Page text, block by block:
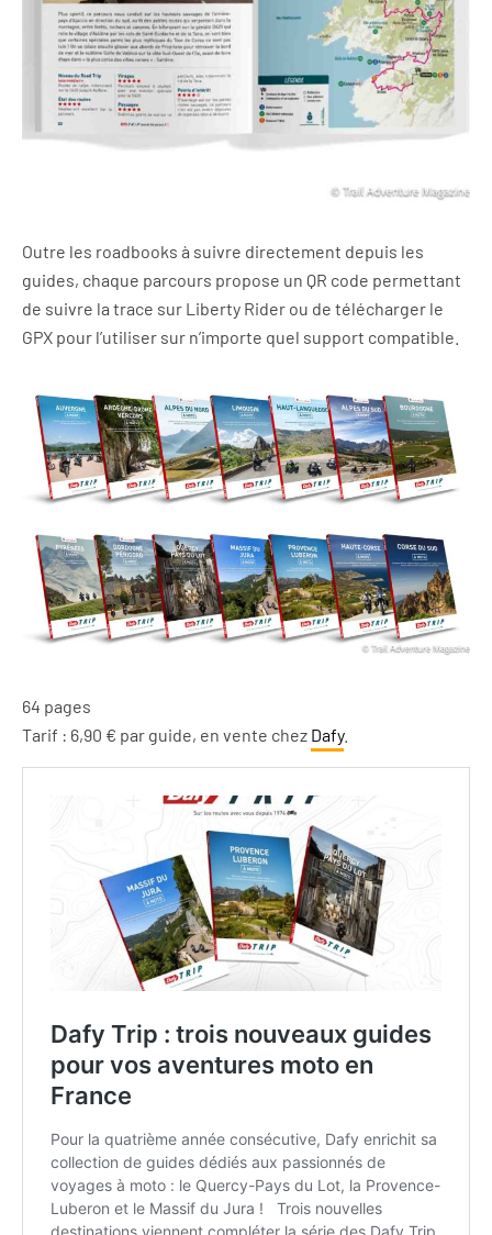
Outre les roadbooks à suivre directement depuis les
guides, chaque parcours propose un QR code permettant
de suivre la trace sur Liberty Rider ou de télécharger le
GPX pour l’utiliser sur n’importe quel support compatible.
64 pages
Tarif : 6,90 € par guide, en vente chez Dafy.